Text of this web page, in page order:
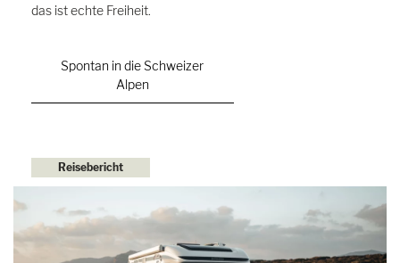
das ist echte Freiheit.
Spontan in die Schweizer
Alpen
Reisebericht